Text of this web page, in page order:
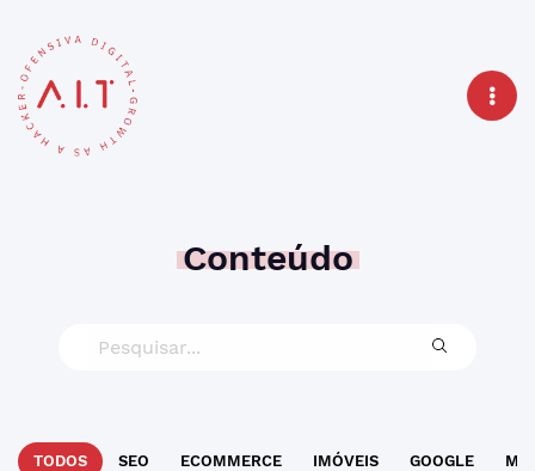
Conteúdo
TODOS SEO ECOMMERCE IMÓVEIS GOOGLE